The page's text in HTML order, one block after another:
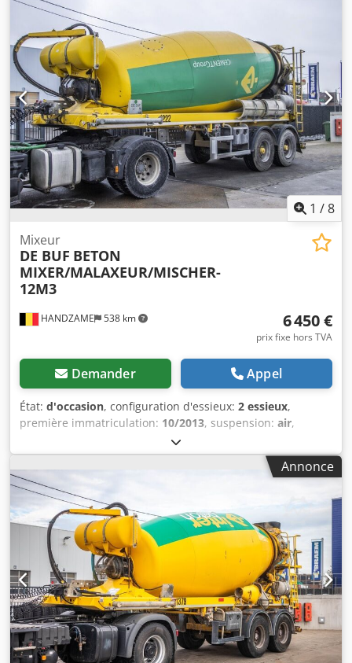
et des mines. Notre portfolio comprend des machines de
fabrication de blocs en béton, des centrales à béton fixes
et mobiles, des concasseurs de roches, des installations de
concassage et de criblage, des machines de lavage de
sable, des unités de production de sable, des centrales
d’enrobage, des systèmes de convoyage à band
suspension pneumatique Transmission : roues PTAC : 36
000 kg Cedpfx Aaouc Ehne Eerf
1 /8
HANDZAME 538 km
Mixeur
DE BUF BETON
MIXER/MALAXEUR/MISCHER-
12M3
6 450 €
prix fixe hors TVA
Demander Appel
État: d'occasion, configuration d'essieux: 2 essieux,
première immatriculation: 10/2013, suspension: air,
425/65r22.5
mm, Année de construction:2013, Matériau utilisable :
Béton Dimension des pneus : 425/65r22.5 Suspension :
Suspension pneumatique Crodpfx Aaouc Ebho Ejf
Transmission : Roues Poids à vide : 7 120 kg Charge utile :
28 880 kg PTAC : 36 000 kg
Annonce